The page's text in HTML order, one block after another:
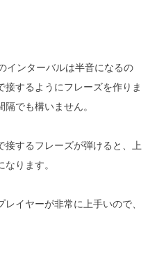
インターバルは半音になるの
するようにフレーズを作りま
でも構いません。
接するフレーズが弾けると、上
ります。
イヤーが非常に上手いので、